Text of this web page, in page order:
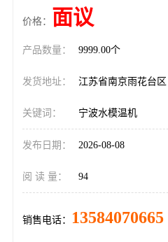
价格： 面议
产品数量： 9999.00个
发货地址： 江苏省南京雨花台区
关键词： 宁波水模温机
发布日期： 2026-08-08
阅 读 量： 94
销售电话： 13584070665